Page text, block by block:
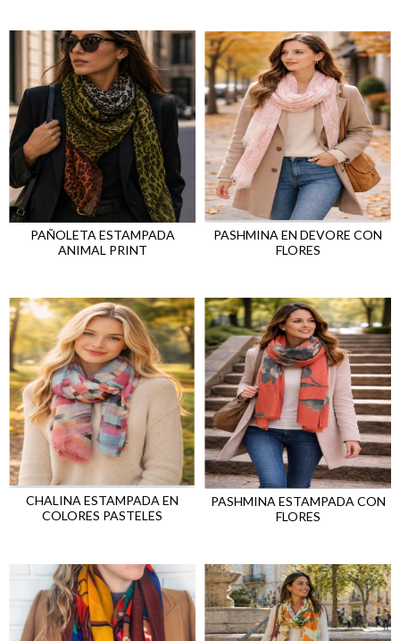
PAÑOLETA ESTAMPADA
ANIMAL PRINT
PASHMINA EN DEVORE CON
FLORES
CHALINA ESTAMPADA EN
COLORES PASTELES
PASHMINA ESTAMPADA CON
FLORES